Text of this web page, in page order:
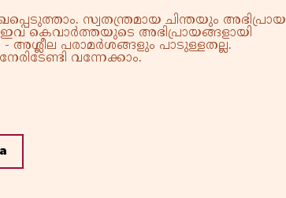
സ്വതന്ത്രമായ ചിന്തയും അഭിപ്രായ
കെവാർത്തയുടെ അഭിപ്രായങ്ങളായി
പരാമർശങ്ങളും പാടുള്ളതല്ല.
വന്നേക്കാം.